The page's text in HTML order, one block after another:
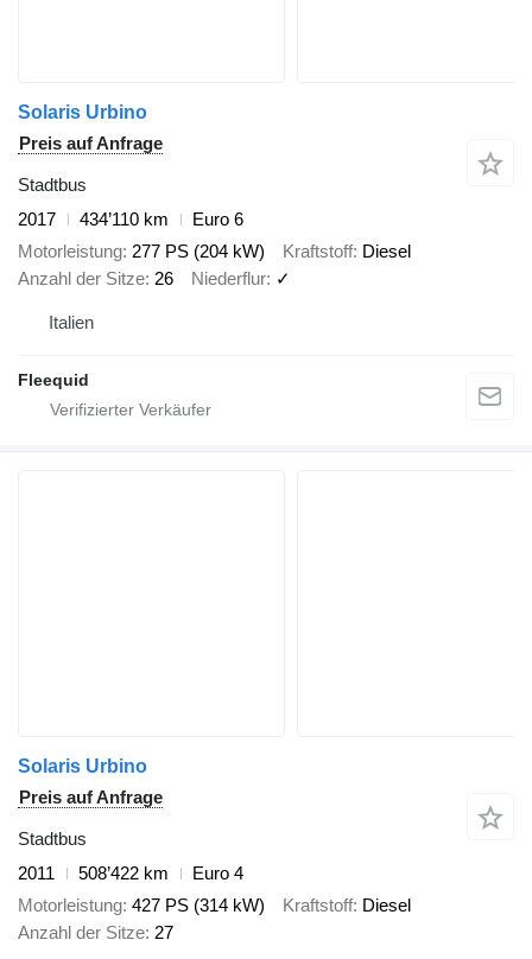
Solaris Urbino
Preis auf Anfrage
Stadtbus
2017
434’110 km
Euro 6
Motorleistung 277 PS (204 kW) Kraftstoff Diesel
Anzahl der Sitze 26 Niederflur ✓
Italien
Fleequid
Solaris Urbino
Preis auf Anfrage
Stadtbus
2011
508’422 km
Euro 4
Motorleistung 427 PS (314 kW) Kraftstoff Diesel
Anzahl der Sitze 27